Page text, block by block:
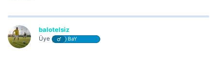
balotelsiz
Üye BaY